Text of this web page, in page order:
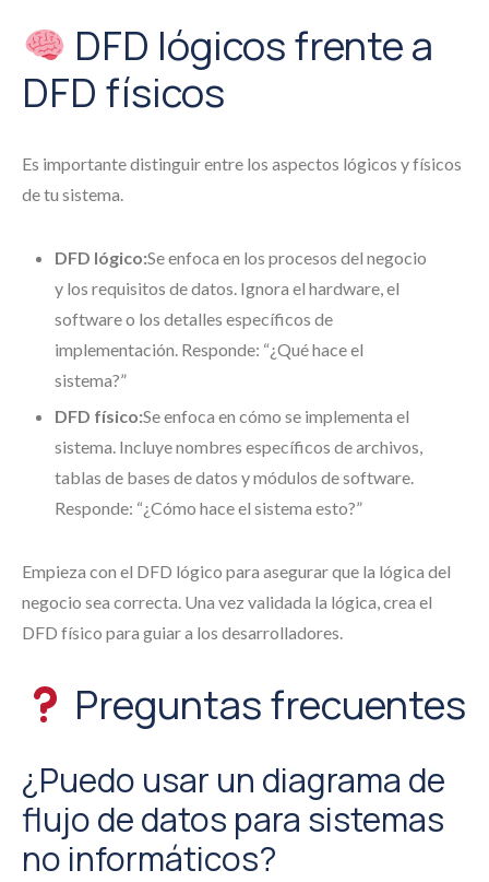
DFD lógicos frente a
DFD físicos
Es importante distinguir entre los aspectos lógicos y físicos
de tu sistema.
DFD lógico:Se enfoca en los procesos del negocio
y los requisitos de datos. Ignora el hardware, el
software o los detalles específicos de
implementación. Responde: “¿Qué hace el
sistema?”
DFD físico:Se enfoca en cómo se implementa el
sistema. Incluye nombres específicos de archivos,
tablas de bases de datos y módulos de software.
Responde: “¿Cómo hace el sistema esto?”
Empieza con el DFD lógico para asegurar que la lógica del
negocio sea correcta. Una vez validada la lógica, crea el
DFD físico para guiar a los desarrolladores.
Preguntas frecuentes
¿Puedo usar un diagrama de
flujo de datos para sistemas
no informáticos?